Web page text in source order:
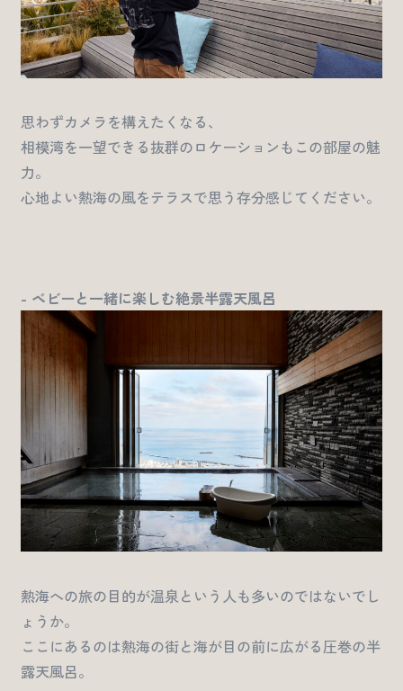
思わずカメラを構えたくなる、
相模湾を一望できる抜群のロケーションもこの部屋の魅
力。
心地よい熱海の風をテラスで思う存分感じてください。
- ベビーと一緒に楽しむ絶景半露天風呂
熱海への旅の目的が温泉という人も多いのではないでし
ょうか。
ここにあるのは熱海の街と海が目の前に広がる圧巻の半
露天風呂。